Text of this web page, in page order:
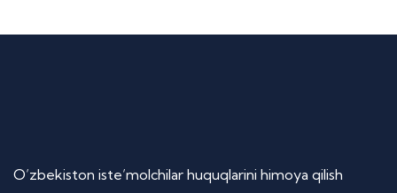
O’zbekiston iste’molchilar huquqlarini himoya qilish